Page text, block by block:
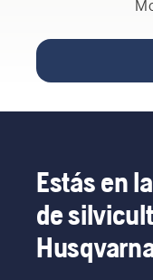
fabrican
donde
empezó
historia:
¿Te
por qué?
Bueno,
en
la
que
En
que
Estás en
de